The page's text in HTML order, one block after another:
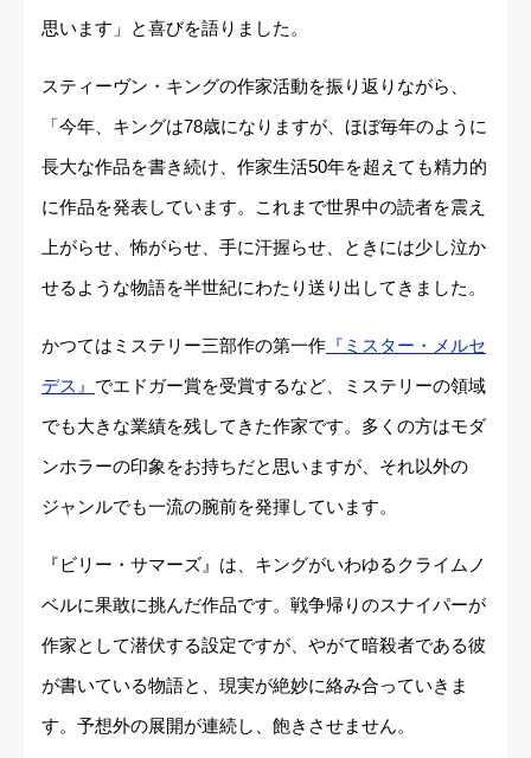
思います」と喜びを語りました。
スティーヴン・キングの作家活動を振り返りながら、
「今年、キングは78歳になりますが、ほぼ毎年のように
長大な作品を書き続け、作家生活50年を超えても精力的
に作品を発表しています。これまで世界中の読者を震え
上がらせ、怖がらせ、手に汗握らせ、ときには少し泣か
せるような物語を半世紀にわたり送り出してきました。
かつてはミステリー三部作の第一作 『ミスター・メルセ
デス』 でエドガー賞を受賞するなど、ミステリーの領域
でも大きな業績を残してきた作家です。多くの方はモダ
ンホラーの印象をお持ちだと思いますが、それ以外の
ジャンルでも一流の腕前を発揮しています。
『ビリー・サマーズ』は、キングがいわゆるクライムノ
ベルに果敢に挑んだ作品です。戦争帰りのスナイパーが
作家として潜伏する設定ですが、やがて暗殺者である彼
が書いている物語と、現実が絶妙に絡み合っていきま
す。予想外の展開が連続し、飽きさせません。